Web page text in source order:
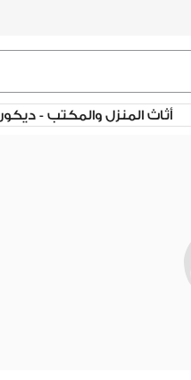
أثاث المنزل والمكتب - ديكور